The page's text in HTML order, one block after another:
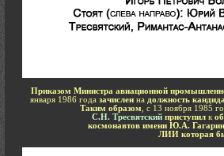
Приказом Министра авиационной
января 1986 года зачисленна должность
Таким образом , с 13 ноября 1985
С.Н. Тресвятский приступил к
космонавтов имени Ю.А.
ЛИИ которая